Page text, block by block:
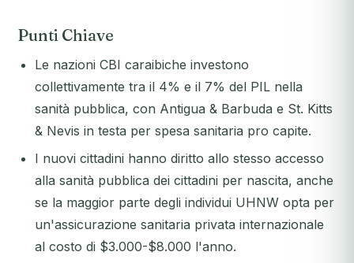
Punti Chiave
Le nazioni CBI caraibiche investono
collettivamente tra il 4% e il 7% del PIL nella
sanità pubblica, con Antigua & Barbuda e St. Kitts
& Nevis in testa per spesa sanitaria pro capite.
I nuovi cittadini hanno diritto allo stesso accesso
alla sanità pubblica dei cittadini per nascita, anche
se la maggior parte degli individui UHNW opta per
un'assicurazione sanitaria privata internazionale
al costo di $3.000-$8.000 l'anno.